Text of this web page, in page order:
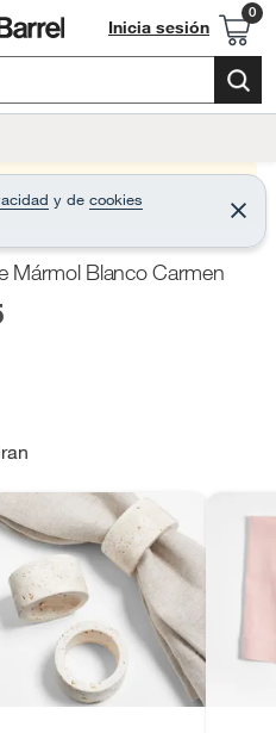
Inicia sesión
e
r
c
B
y de cookies
C
e
r
Mármol Blanco Carmen